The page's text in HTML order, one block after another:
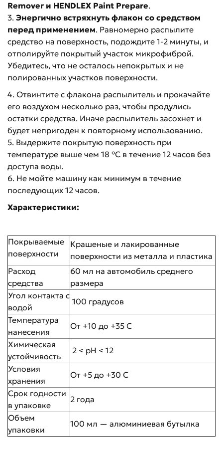
Remover и HENDLEX Paint Prepare.
3. Энергично встряхнуть флакон со средством
перед применением. Равномерно распылите
средство на поверхность, подождите 1-2 минуты, и
отполируйте покрытый участок микрофиброй.
Убедитесь, что не осталось непокрытых и не
полированных участков поверхности.
4. Отвинтите с флакона распылитель и прокачайте
его воздухом несколько раз, чтобы продулись
остатки средства. Иначе распылитель засохнет и
будет непригоден к повторному использованию.
5. Выдержите покрытую поверхность при
температуре выше чем 18 °C в течение 12 часов без
доступа воды.
6. Не мойте машину как минимум в течение
последующих 12 часов.
Характеристики:
Покрываемые
поверхности
Крашеные и лакированные
поверхности из металла и пластика
Расход
средства
60 мл на автомобиль среднего
размера
Угол контакта с
водой
100 градусов
Температура
нанесения
От +10 до +35 С
Химическая
устойчивость
2 < pH < 12
Условия
хранения
От +5 до +30 С
Срок годности
в упаковке
2 года
Объем
упаковки
100 мл — алюминиевая бутылка